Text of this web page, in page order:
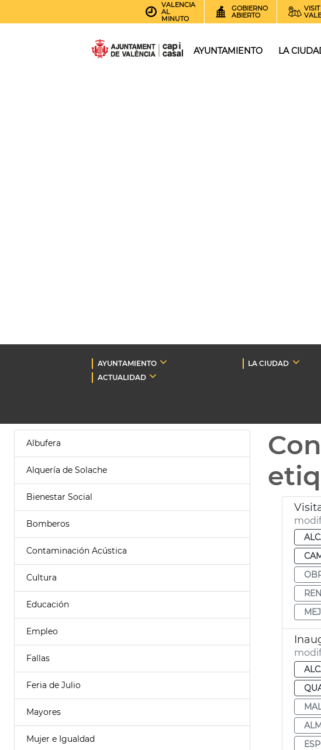
VALENCIA
AL
MINUTO
GOBIERNO
ABIERTO
VISIT
AYUNTAMIENTO LA
AYUNTAMIENTO LA CIUDAD
ACTUALIDAD
Albufera
Alquería de Solache
Bienestar Social
Bomberos
Contaminación Acústica
Cultura
Educación
Empleo
Fallas
Feria de Julio
Mayores
Mujer e Igualdad